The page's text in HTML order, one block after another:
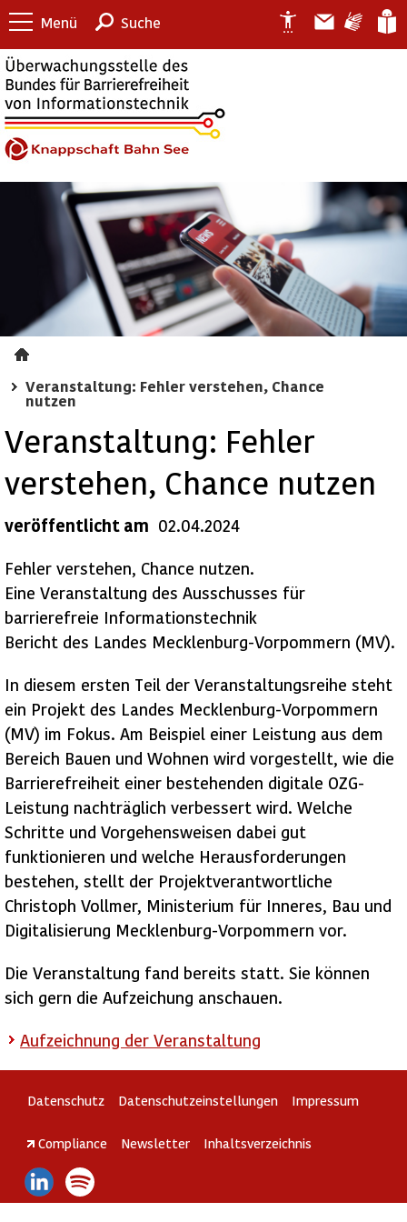
Menü Suche
Veranstaltung: Fehler verstehen, Chance
nutzen
Veranstaltung: Fehler
verstehen, Chance nutzen
veröffentlicht am 02.04.2024
Fehler verstehen, Chance nutzen.
Eine Veranstaltung des Ausschusses für
barrierefreie Informationstechnik
Bericht des Landes Mecklenburg-Vorpommern (MV).
In diesem ersten Teil der Veranstaltungsreihe steht
ein Projekt des Landes Mecklenburg-Vorpommern
(MV) im Fokus. Am Beispiel einer Leistung aus dem
Bereich Bauen und Wohnen wird vorgestellt, wie die
Barrierefreiheit einer bestehenden digitale OZG-
Leistung nachträglich verbessert wird. Welche
Schritte und Vorgehensweisen dabei gut
funktionieren und welche Herausforderungen
bestehen, stellt der Projektverantwortliche
Christoph Vollmer, Ministerium für Inneres, Bau und
Digitalisierung Mecklenburg-Vorpommern vor.
Die Veranstaltung fand bereits statt. Sie können
sich gern die Aufzeichung anschauen.
Aufzeichnung der Veranstaltung
Datenschutz Datenschutzeinstellungen Impressum
Compliance Newsletter Inhaltsverzeichnis